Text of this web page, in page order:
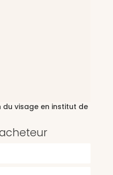
visage en institut de